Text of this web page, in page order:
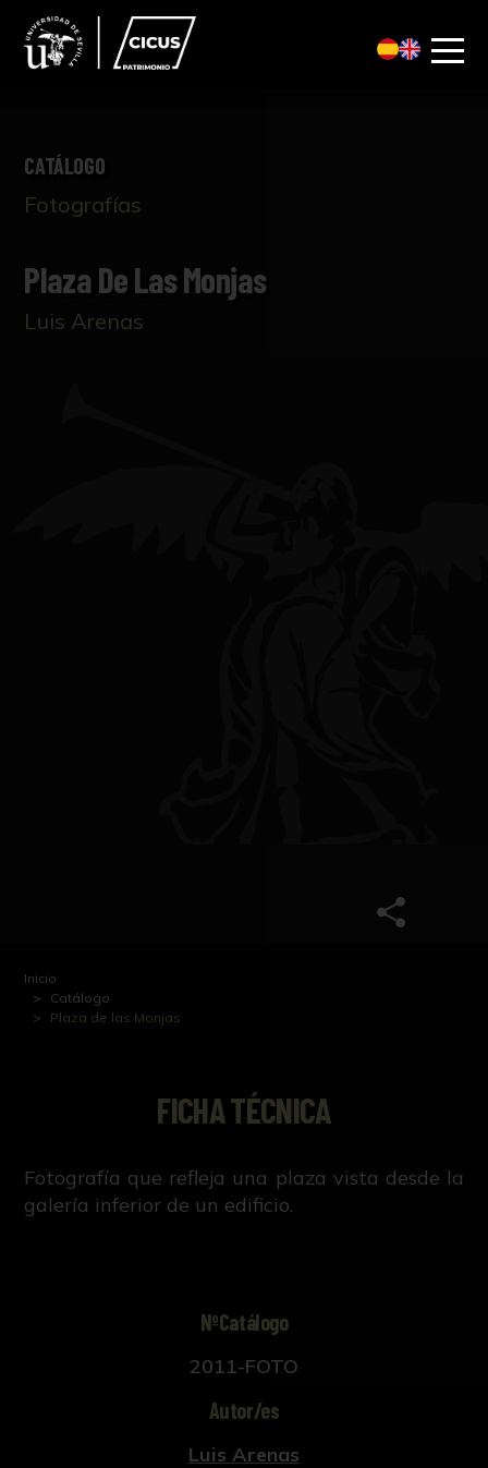
CATÁLOGO
Fotografías
Plaza De Las Monjas
Luis Arenas
Inicio
Catálogo
Plaza de las Monjas
FICHA TÉCNICA
Fotografía que refleja una plaza vista desde la
galería inferior de un edificio.
NºCatálogo
2011-FOTO
Autor/es
Luis Arenas